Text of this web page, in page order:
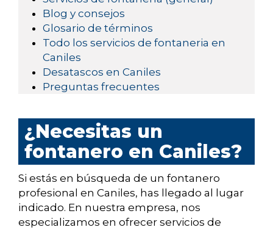
Blog y consejos
Glosario de términos
Todo los servicios de fontaneria en
Caniles
Desatascos en Caniles
Preguntas frecuentes
¿Necesitas un
fontanero en Caniles?
Si estás en búsqueda de un fontanero
profesional en Caniles, has llegado al lugar
indicado. En nuestra empresa, nos
especializamos en ofrecer servicios de